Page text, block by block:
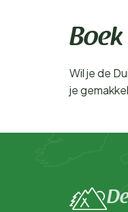
Wil je de
je